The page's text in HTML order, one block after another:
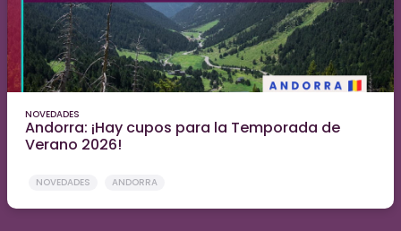
NOVEDADES
Andorra: ¡Hay cupos para la Temporada de
Verano 2026!
NOVEDADES ANDORRA